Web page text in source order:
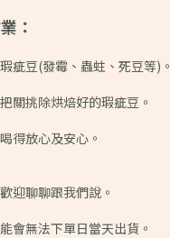
：
疵豆(發霉、蟲蛀、死豆等)。
關挑除烘焙好的瑕疵豆。
得放心及安心。
迎聊聊跟我們說。
會無法下單日當天出貨。